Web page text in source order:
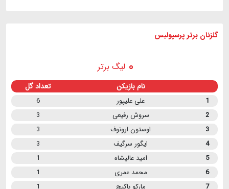
گلزنان برتر پرسپولیس
لیگ برتر
نام بازیکن تعداد گل
1 علی علیپور
6
2
سروش رفیعی
3
3
اوستون ارونوف
3
4
ایگور سرگیف
3
5
امید عالیشاه
1
6
محمد عمری
1
7
مارکو باکیچ
1